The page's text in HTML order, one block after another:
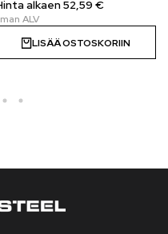
alkaen 52,59 €
LISÄÄ OSTOSKORIIN